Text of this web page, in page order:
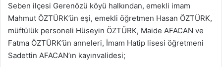
Seben ilçesi Gerenözü köyü halkından, emekli imam
Mahmut ÖZTÜRK’ün eşi, emekli öğretmen Hasan ÖZTÜRK,
müftülük personeli Hüseyin ÖZTÜRK, Maide AFACAN ve
Fatma ÖZTÜRK’ün anneleri, İmam Hatip lisesi öğretmeni
Sadettin AFACAN’ın kayınvalidesi;